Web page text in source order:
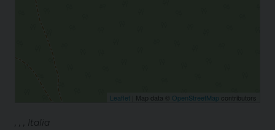
Leaflet | Map data © OpenStreetMap contributors
, , , Italia